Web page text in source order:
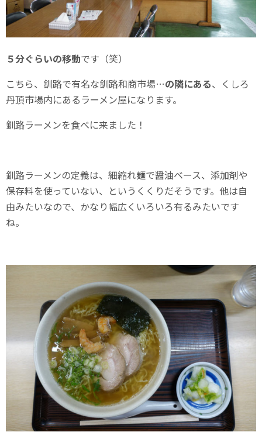
５分ぐらいの移動です（笑）
こちら、釧路で有名な釧路和商市場…の隣にある、くしろ
丹頂市場内にあるラーメン屋になります。
釧路ラーメンを食べに来ました！
釧路ラーメンの定義は、細縮れ麺で醤油ベース、添加剤や
保存料を使っていない、というくくりだそうです。他は自
由みたいなので、かなり幅広くいろいろ有るみたいです
ね。